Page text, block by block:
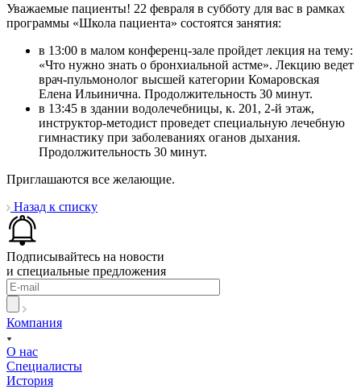
Уважаемые пациенты! 22 февраля в субботу для вас в рамках
программы «Школа пациента» состоятся занятия:
в 13:00 в малом конференц-зале пройдет лекция на тему:
«Что нужно знать о бронхиальной астме». Лекцию ведет
врач-пульмонолог высшей категории Комаровская
Елена Ильинична. Продолжительность 30 минут.
в 13:45 в здании водолечебницы, к. 201, 2-й этаж,
инструктор-методист проведет специальную лечебную
гимнастику при заболеваниях оганов дыхания.
Продолжительность 30 минут.
Приглашаются все желающие.
Назад к списку
Подписывайтесь на новости
и специальные предложения
Компания
О нас
Специалисты
История